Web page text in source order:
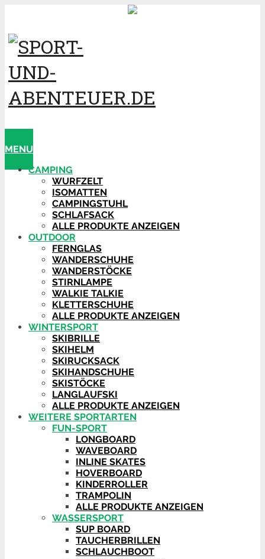
MENU
CAMPING
WURFZELT
ISOMATTEN
CAMPINGSTUHL
SCHLAFSACK
ALLE PRODUKTE ANZEIGEN
OUTDOOR
FERNGLAS
WANDERSCHUHE
WANDERSTÖCKE
STIRNLAMPE
WALKIE TALKIE
KLETTERSCHUHE
ALLE PRODUKTE ANZEIGEN
WINTERSPORT
SKIBRILLE
SKIHELM
SKIRUCKSACK
SKIHANDSCHUHE
SKISTÖCKE
LANGLAUFSKI
ALLE PRODUKTE ANZEIGEN
WEITERE SPORTARTEN
FUN-SPORT
LONGBOARD
WAVEBOARD
INLINE SKATES
HOVERBOARD
KINDERROLLER
TRAMPOLIN
ALLE PRODUKTE ANZEIGEN
WASSERSPORT
SUP BOARD
TAUCHERBRILLEN
SCHLAUCHBOOT